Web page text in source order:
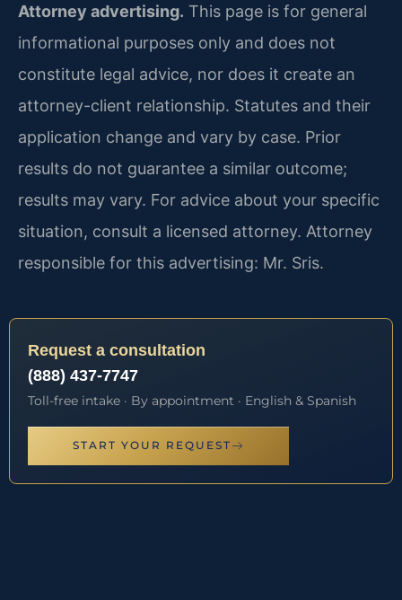
Attorney advertising. This page is for general
informational purposes only and does not
constitute legal advice, nor does it create an
attorney-client relationship. Statutes and their
application change and vary by case. Prior
results do not guarantee a similar outcome;
results may vary. For advice about your specific
situation, consult a licensed attorney. Attorney
responsible for this advertising: Mr. Sris.
Request a consultation
(888) 437-7747
Toll-free intake · By appointment · English & Spanish
START YOUR REQUEST